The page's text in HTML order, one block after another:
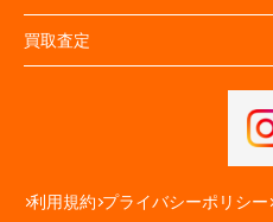
買取査定
利用規約 プライバシーポリシー